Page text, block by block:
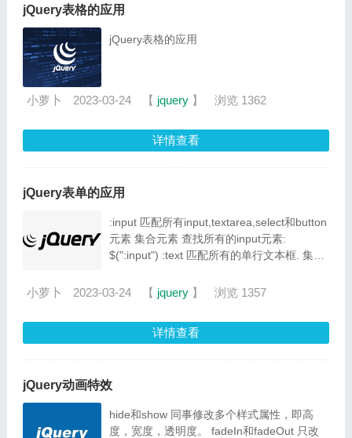
jQuery表格的应用
jQuery表格的应用
小萝卜 2023-03-24 【 jquery】 浏览 1362
详情查看
jQuery表单的应用
:input 匹配所有input,textarea,select和button
元素 集合元素 查找所有的input元素:
$(":input") :text 匹配所有的单行文本框. 集合
配所有密码框. 集合元素 查找所有密码框:
合元素 查找所有单选按钮 :checkbox 匹配所
有复选框 集合元素 查找所有复选框:
小萝卜 2023-03-24 【 jquery】 浏览 1357
详情查看
jQuery动画特效
hide和show 同事修改多个样式属性，即高
度，宽度，透明度。 fadeIn和fadeOut 只改